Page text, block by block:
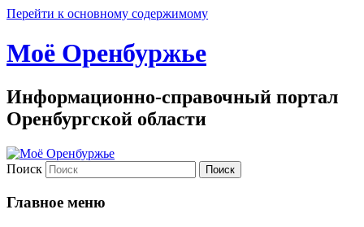
Перейти к основному содержимому
Моё Оренбуржье
Информационно-справочный портал
Оренбургской области
Поиск
Главное меню